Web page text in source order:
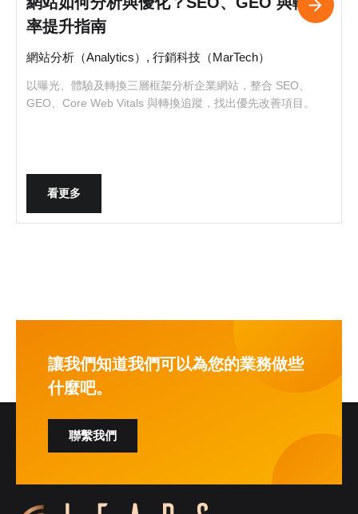
率提升指南
網站分析（Analytics）, 行銷科技（MarTech）
以曝光、體驗及轉換三層框架分析企業網站，整合 SEO、
GEO、Core Web Vitals 與轉換追蹤，找出優先改善項目。
看更多
讓我們知道我們可以為您的業務做些
什麼吧。
聯繫我們